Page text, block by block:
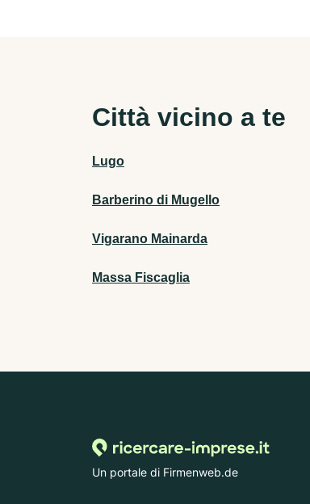
Città vicino a te
Lugo
Barberino di Mugello
Vigarano Mainarda
Massa Fiscaglia
Un portale di Firmenweb.de